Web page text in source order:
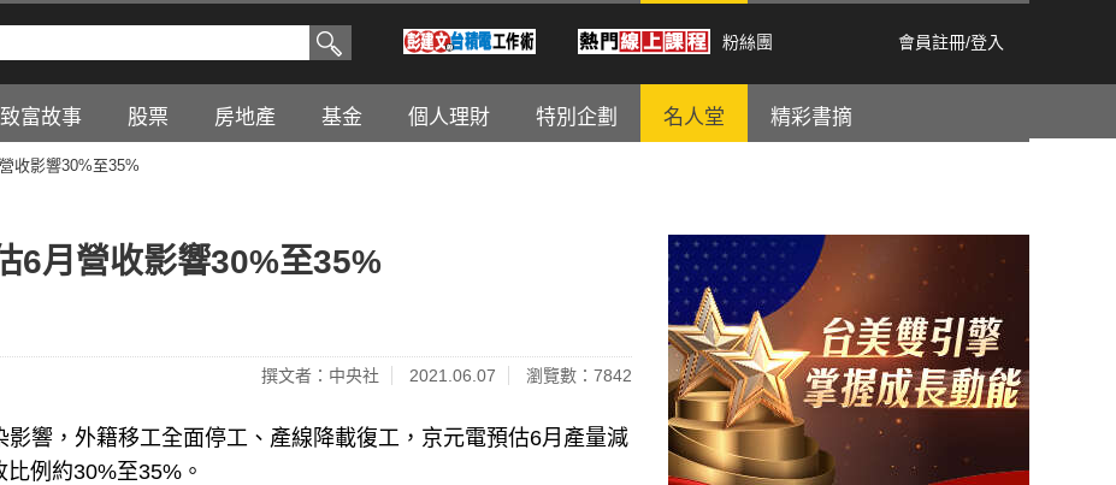
粉絲團 會員註冊/登入
致富故事 股票 房地產 基金 個人理財 特別企劃 名人堂 精彩書摘
收影響30%至35%
6月營收影響30%至35%
撰文者：中央社 2021.06.07 瀏覽數：7842
響，外籍移工全面停工、產線降載復工，京元電預估6月產量減
例約30%至35%。